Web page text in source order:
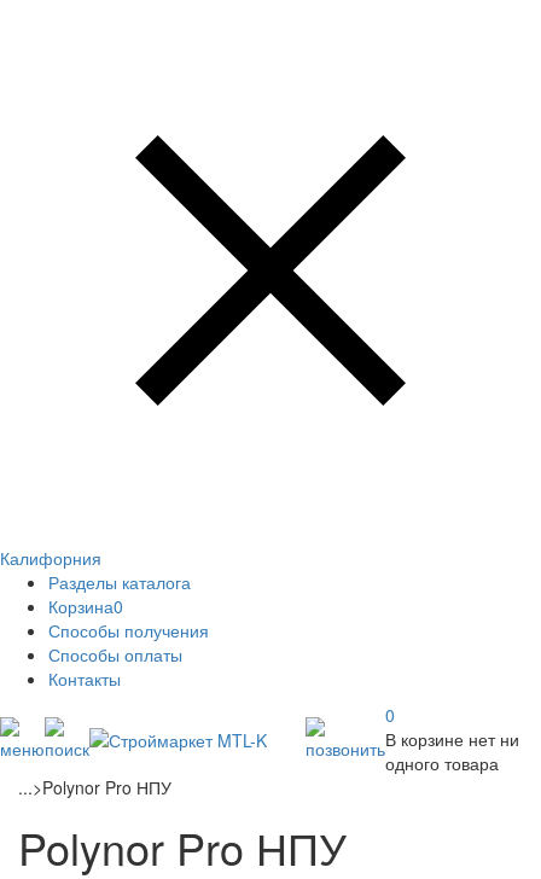
Калифорния
Разделы каталога
Корзина0
Способы получения
Способы оплаты
Контакты
0
В корзине нет ни
одного товара
...>Polynor Pro НПУ
Polynor Pro НПУ